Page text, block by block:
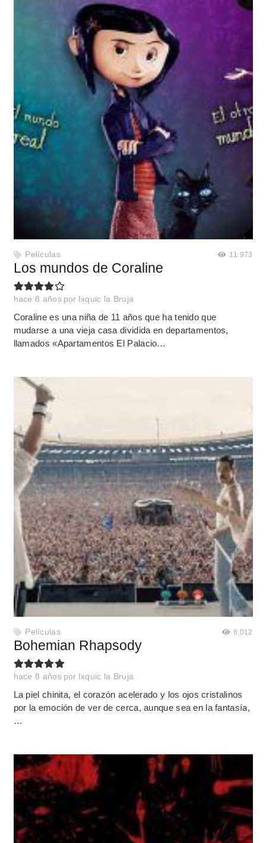
Películas 11.973
Los mundos de Coraline
hace 8 años por Ixquic la Bruja
Coraline es una niña de 11 años que ha tenido que
mudarse a una vieja casa dividida en departamentos,
llamados «Apartamentos El Palacio…
Películas 6.012
Bohemian Rhapsody
hace 8 años por Ixquic la Bruja
La piel chinita, el corazón acelerado y los ojos cristalinos
por la emoción de ver de cerca, aunque sea en la fantasía,
…